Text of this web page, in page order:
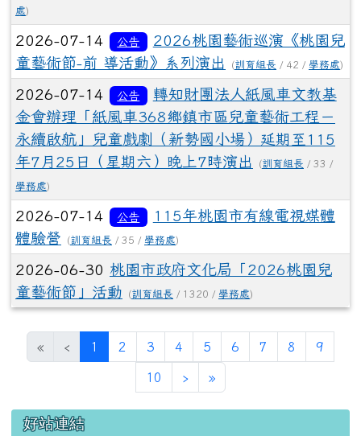
處)
2026-07-14 公告
2026桃園藝術巡演《桃園兒
童藝術節-前 導活動》系列演出
(訓育組長 / 42 / 學務處)
2026-07-14 公告
轉知財團法人紙風車文教基
金會辦理「紙風車368鄉鎮市區兒童藝術工程－
永續啟航」兒童戲劇（新勢國小場）延期至115
年7月25日（星期六）晚上7時演出
(訓育組長 / 33 /
學務處)
2026-07-14 公告
115年桃園市有線電視媒體
體驗營
(訓育組長 / 35 / 學務處)
2026-06-30 桃園市政府文化局「2026桃園兒
童藝術節」活動
(訓育組長 / 1320 / 學務處)
« ‹ 1 (目前頁次)
2 3 4 5 6 7 8 9
10 ›下一頁
»最後頁
左邊區域內容
好站連結